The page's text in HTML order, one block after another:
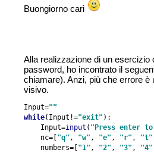
Buongiorno cari
Alla realizzazione di un esercizio
password, ho incontrato il
chiamare). Anzi, più che errore è
visivo.
Input=
while(Input!="exit" ):
    Input=
input ( "Press enter
    nc=[
"q" , "w" , "e" , "r" , "t"
    numbers=[
"1" , "2" , "3" , "4"